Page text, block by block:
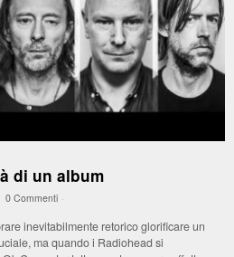
di un album
0 Commenti ·
inevitabilmente retorico glorificare un
ma quando i Radiohead si